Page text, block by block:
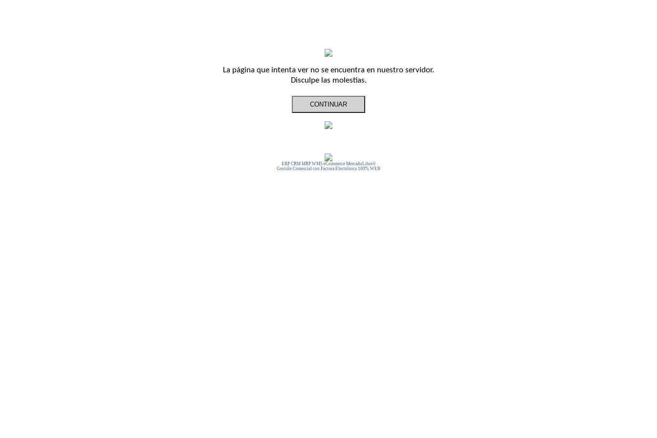
La página que intenta ver no se encuentra en nuestro servidor.
Disculpe las molestias.
ERP CRM MRP WMS eCommerce MercadoLibre©
Gestión Comercial con Factura Electrónica 100% WEB